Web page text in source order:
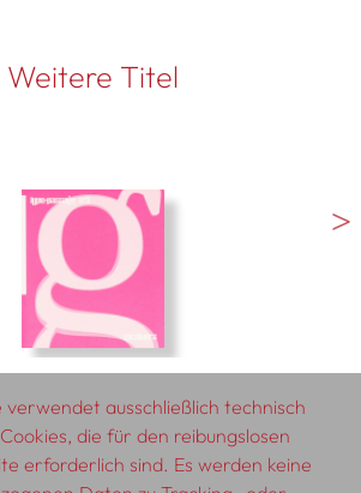
Weitere Titel
verwendet ausschließlich technisch
die für den reibungslosen
erforderlich sind. Es werden keine